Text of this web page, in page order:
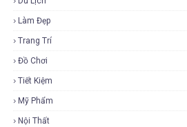
Làm Đẹp
Trang Trí
Đồ Chơi
Tiết Kiệm
Mỹ Phẩm
Nội Thất